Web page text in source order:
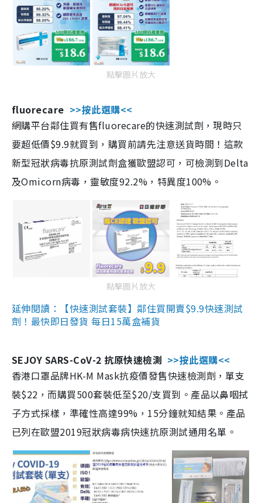
點擊圖片放大
fluorecare >>按此選購<<
網購平台鄰住買有售fluorecare的快速測試劑，現時只
要超低價$9.9就買到，購買前請先注意送貨時間！這款
新型冠狀病毒抗原測試劑盒獲歐盟認可，可檢測到Delta
及Omicorn病毒，靈敏度92.2%，特異度100%。
點擊圖片放大
延伸閱讀：【快速測試套裝】鄰住買開賣$9.9快速測試
劑！最快即日發貨 每日15萬盒補貨
SEJOY SARS-CoV-2 抗原快速檢測 >>按此選購<<
香港口罩品牌HK-M Mask抗疫價發售快速檢測劑，單支
裝$22，而購買500套裝低至$20/支買到。產品以鼻咽拭
子方式採樣，準確性高達99%，15分鐘就知結果。產品
已列在歐盟2019冠狀病毒病快速抗原測試通用名單。